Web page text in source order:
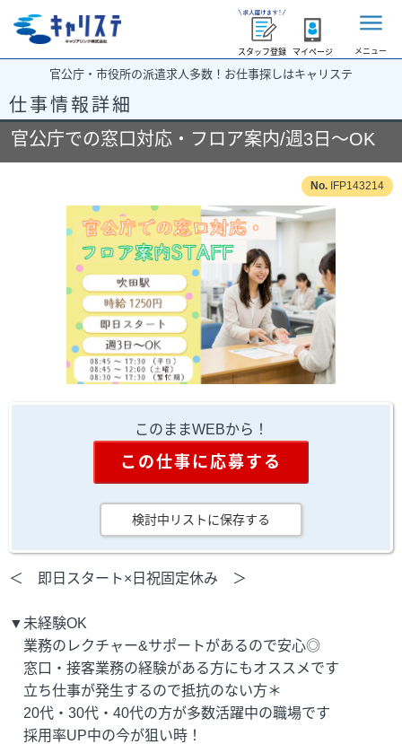
スタッフ登録 マイページ メニュー
官公庁・市役所の派遣求人多数！お仕事探しはキャリステ
仕事情報詳細
官公庁での窓口対応・フロア案内/週3日～OK
IFP143214
このままWEBから！
この仕事に応募する
検討中リストに保存する
＜ 即日スタート×日祝固定休み ＞
▼未経験OK
業務のレクチャー&サポートがあるので安心◎
窓口・接客業務の経験がある方にもオススメです
立ち仕事が発生するので抵抗のない方＊
20代・30代・40代の方が多数活躍中の職場です
採用率UP中の今が狙い時！